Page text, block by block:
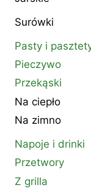
Surówki
Pasty i
Pieczywo
Przekąski
Na ciepło
Na zimno
Napoje i drinki
Przetwory
Z grilla